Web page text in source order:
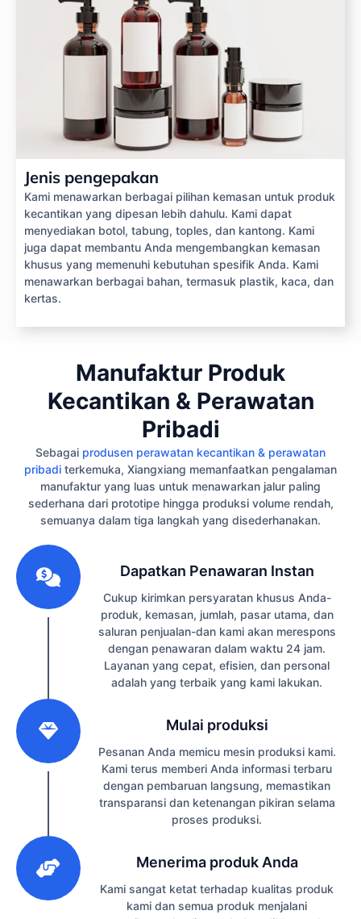
Jenis pengepakan
Kami menawarkan berbagai pilihan kemasan untuk produk
kecantikan yang dipesan lebih dahulu. Kami dapat
menyediakan botol, tabung, toples, dan kantong. Kami
juga dapat membantu Anda mengembangkan kemasan
khusus yang memenuhi kebutuhan spesifik Anda. Kami
menawarkan berbagai bahan, termasuk plastik, kaca, dan
kertas.
Manufaktur Produk
Kecantikan & Perawatan
Pribadi
Sebagai produsen perawatan kecantikan & perawatan
pribadi terkemuka, Xiangxiang memanfaatkan pengalaman
manufaktur yang luas untuk menawarkan jalur paling
sederhana dari prototipe hingga produksi volume rendah,
semuanya dalam tiga langkah yang disederhanakan.
Dapatkan Penawaran Instan
Cukup kirimkan persyaratan khusus Anda-
produk, kemasan, jumlah, pasar utama, dan
saluran penjualan-dan kami akan merespons
dengan penawaran dalam waktu 24 jam.
Layanan yang cepat, efisien, dan personal
adalah yang terbaik yang kami lakukan.
Mulai produksi
Pesanan Anda memicu mesin produksi kami.
Kami terus memberi Anda informasi terbaru
dengan pembaruan langsung, memastikan
transparansi dan ketenangan pikiran selama
proses produksi.
Menerima produk Anda
Kami sangat ketat terhadap kualitas produk
kami dan semua produk menjalani